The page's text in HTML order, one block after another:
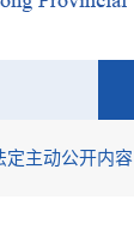
定主动公开内容